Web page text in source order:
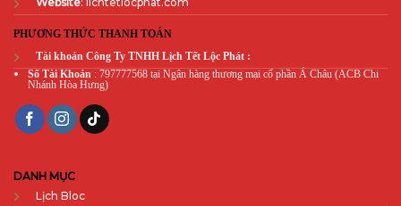
PHƯƠNG THỨC THANH TOÁN
Tài khoản Công Ty TNHH Lịch Tết Lộc Phát :
Số Tài Khoản : 797777568 tại Ngân hàng thương mại cổ phần Á Châu (ACB Chi
Nhánh Hòa Hưng)
DANH MỤC
Lịch Bloc